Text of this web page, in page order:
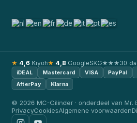
★ 4,6 Kiyoh★ 4,8 GoogleSKG★★★30
iDEAL Mastercard VISA PayPal
AfterPay
Klarna
© 2026 MC-Cilinder · onderdeel van Mr.
PrivacyCookiesAlgemene voorwaarden